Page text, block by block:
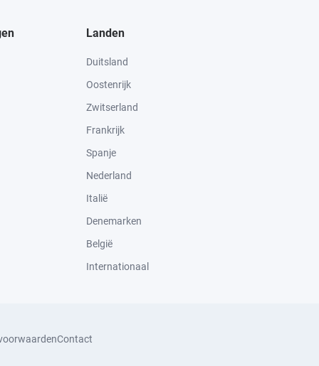
Landen
Duitsland
Oostenrijk
Zwitserland
Frankrijk
Spanje
Nederland
Italië
Denemarken
België
Internationaal
Contact